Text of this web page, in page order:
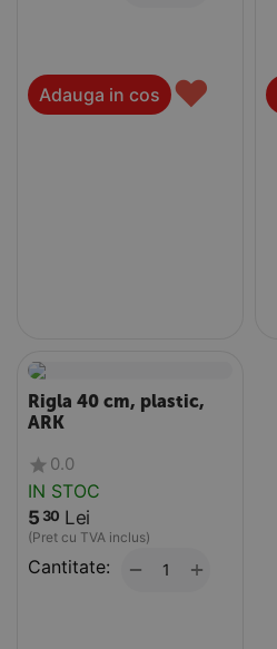
Adauga in cos ♥
Rigla 40 cm, plastic,
ARK
0.0
IN STOC
5 30 Lei
(Pret cu TVA inclus)
Cantitate: +
−